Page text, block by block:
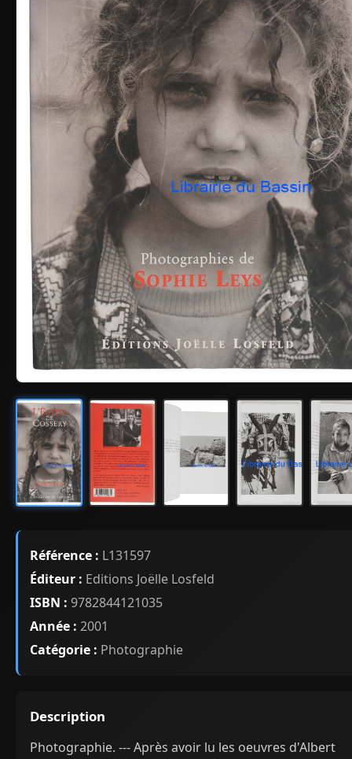
Référence : L131597
Éditeur : Editions Joëlle Losfeld
ISBN : 9782844121035
Année : 2001
Catégorie : Photographie
Description
Photographie. --- Après avoir lu les oeuvres d'Albert